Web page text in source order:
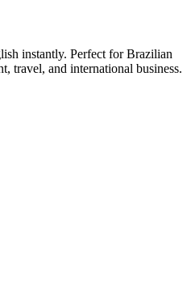
instantly. Perfect for Brazilian
travel, and international business.